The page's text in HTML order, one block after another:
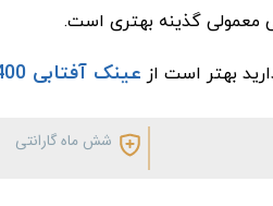
معمولی گذینه بهتری است.
بهتر است از عینک آفتابی UV400
شش ماه گارانتی